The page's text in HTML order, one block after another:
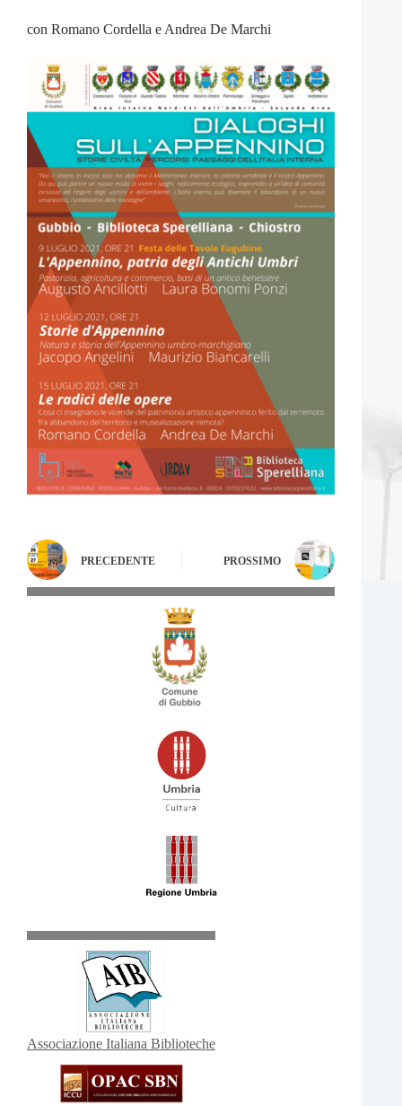
con Romano Cordella e Andrea De Marchi
PRECEDENTE PROSSIMO
Associazione Italiana Biblioteche